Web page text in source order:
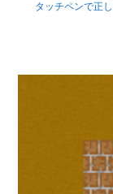
タッチペンで正